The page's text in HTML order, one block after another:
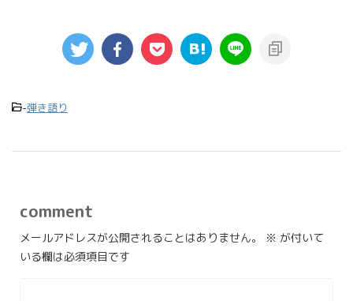
-弾き語り
comment
メールアドレスが公開されることはありません。 ※ が付いて
いる欄は必須項目です